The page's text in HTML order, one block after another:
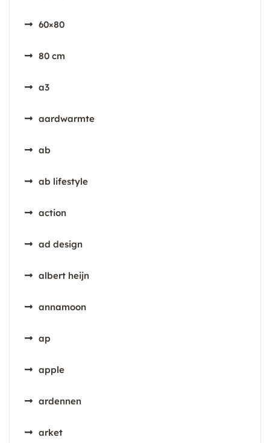
60×80
80 cm
a3
aardwarmte
ab
ab lifestyle
action
ad design
albert heijn
annamoon
ap
apple
ardennen
arket